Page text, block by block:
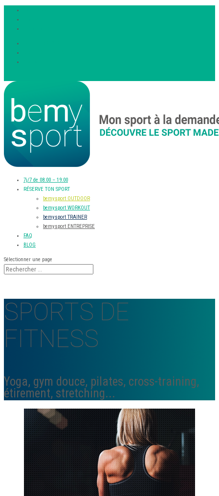
7j/7 de 08:00 – 19:00
RÉSERVE TON SPORT
bemysport OUTDOOR
bemysport WORKOUT
bemysport TRAINER
bemysport ENTREPRISE
FAQ
BLOG
Sélectionner une page
SPORTS DE
FITNESS
Yoga, gym douce, pilates, cross-training,
étirement, stretching...